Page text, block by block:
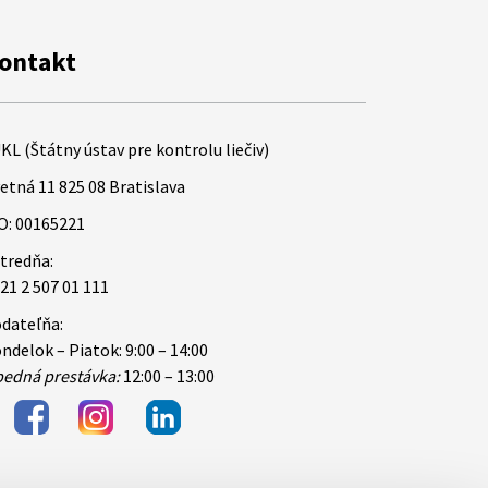
(Štátny ústav pre kontrolu liečiv)
11 825 08 Bratislava
00165221
2 507 01 111
– Piatok: 9:00 – 14:00
prestávka:12:00 – 13:00